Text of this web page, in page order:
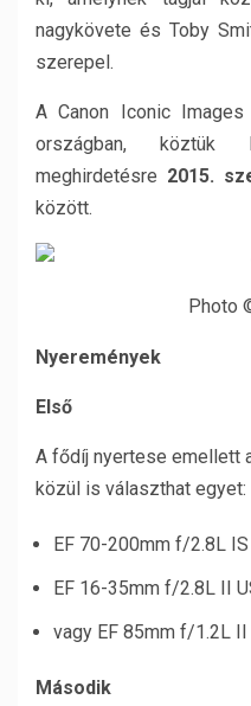
nagykövete és Toby
szerepel.
A Canon Iconic
országban, köztük
meghirdetésre 2015.
között.
Photo
Nyeremények
Első
A fődíj nyertese emellett
közül is választhat egyet:
EF 70-200mm f/2.8L
EF 16-35mm f/2.8L II
vagy EF 85mm f/1.2L II
Második